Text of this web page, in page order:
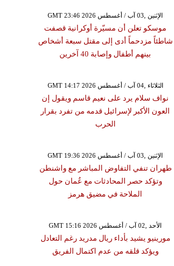
GMT 23:46 2026 الإثنين ,03 آب / أغسطس
موسكو تعلن أن مسيّرة أوكرانية قصفت
شاطئاً مزدحماً أدى إلى مقتل سبعة أشخاص
بينهم أطفال وإصابة 40 آخرين
GMT 14:17 2026 الثلاثاء ,04 آب / أغسطس
نواف سلام يرد على نعيم قاسم ويقول إن
العون الأكبر لإسرائيل قدمه من تفرد بقرار
الحرب
GMT 19:36 2026 الإثنين ,03 آب / أغسطس
طهران تنفي التفاوض المباشر مع واشنطن
وتؤكد حصر المحادثات مع عُمان حول
الملاحة في مضيق هرمز
GMT 15:16 2026 الأحد ,02 آب / أغسطس
مورينيو يشيد بأداء ريال مدريد رغم التعادل
ويؤكد قلقه من عدم اكتمال الفريق